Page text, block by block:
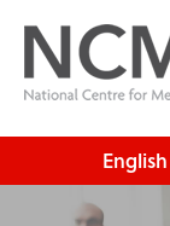
English